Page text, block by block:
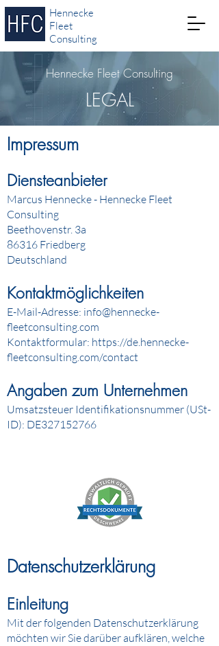
Hennecke
Fleet
Consulting
Hennecke Fleet Consulting
LEGAL
Impressum
Diensteanbieter
Marcus Hennecke - Hennecke Fleet
Consulting
Beethovenstr. 3a
86316 Friedberg
Deutschland
Kontaktmöglichkeiten
E-Mail-Adresse: info@hennecke-
fleetconsulting.com
Kontaktformular: https://de.hennecke-
fleetconsulting.com/contact
Angaben zum Unternehmen
Umsatzsteuer Identifikationsnummer (USt-
ID): DE327152766
Datenschutzerklärung
Einleitung
Mit der folgenden Datenschutzerklärung
möchten wir Sie darüber aufklären, welche